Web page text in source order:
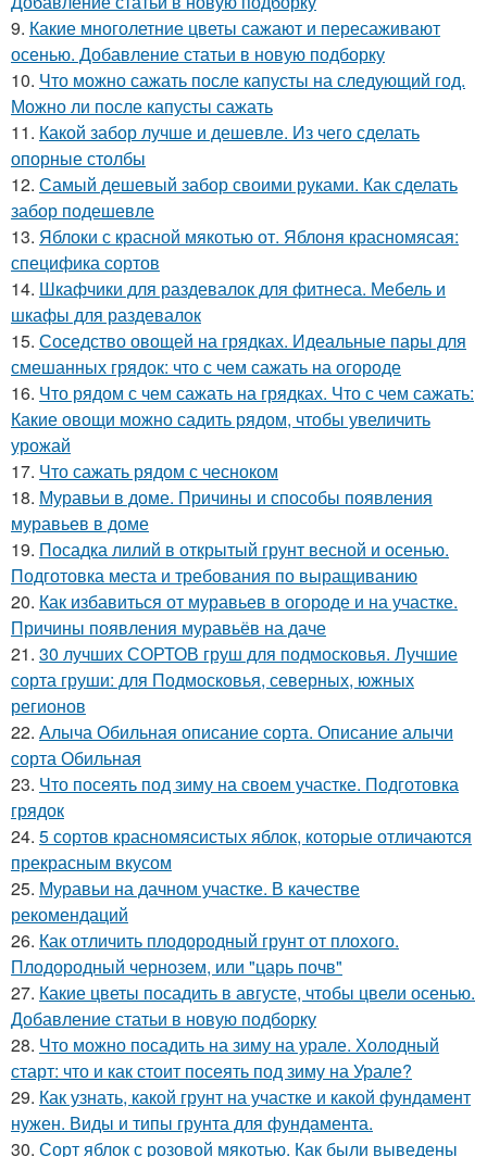
9. Какие многолетние цветы сажают и пересаживают
осенью. Добавление статьи в новую подборку
10. Что можно сажать после капусты на следующий год.
Можно ли после капусты сажать
11. Какой забор лучше и дешевле. Из чего сделать
опорные столбы
12. Самый дешевый забор своими руками. Как сделать
забор подешевле
13. Яблоки с красной мякотью от. Яблоня красномясая:
специфика сортов
14. Шкафчики для раздевалок для фитнеса. Мебель и
шкафы для раздевалок
15. Соседство овощей на грядках. Идеальные пары для
смешанных грядок: что с чем сажать на огороде
16. Что рядом с чем сажать на грядках. Что с чем сажать:
Какие овощи можно садить рядом, чтобы увеличить
урожай
17. Что сажать рядом с чесноком
18. Муравьи в доме. Причины и способы появления
муравьев в доме
19. Посадка лилий в открытый грунт весной и осенью.
Подготовка места и требования по выращиванию
20. Как избавиться от муравьев в огороде и на участке.
Причины появления муравьёв на даче
21. 30 лучших СОРТОВ груш для подмосковья. Лучшие
сорта груши: для Подмосковья, северных, южных
регионов
22. Алыча Обильная описание сорта. Описание алычи
сорта Обильная
23. Что посеять под зиму на своем участке. Подготовка
грядок
24. 5 сортов красномясистых яблок, которые отличаются
прекрасным вкусом
25. Муравьи на дачном участке. В качестве
рекомендаций
26. Как отличить плодородный грунт от плохого.
Плодородный чернозем, или "царь почв"
27. Какие цветы посадить в августе, чтобы цвели осенью.
Добавление статьи в новую подборку
28. Что можно посадить на зиму на урале. Холодный
старт: что и как стоит посеять под зиму на Урале?
29. Как узнать, какой грунт на участке и какой фундамент
нужен. Виды и типы грунта для фундамента.
30. Сорт яблок с розовой мякотью. Как были выведены